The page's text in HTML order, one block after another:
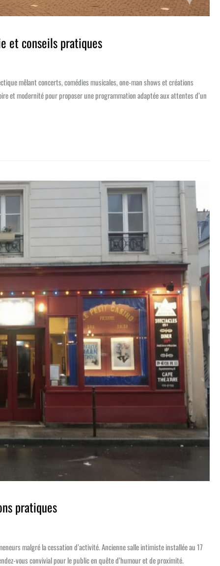
et conseils pratiques
mêlant concerts, comédies musicales, one‑man shows et créations
et modernité pour proposer une programmation adaptée aux attentes d’un
pratiques
malgré la cessation d’activité. Ancienne salle intimiste installée au 17
convivial pour le public en quête d’humour et de proximité.